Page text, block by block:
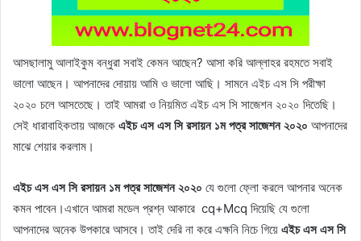
আসছালামু আলাইকুম বন্ধুরা সবাই কেমন আছেন? আসা করি আল্লাহর রহমতে সবাই
ভালো আছেন। আপনাদের দোয়ায় আমি ও ভালো আছি। সামনে এইচ এস সি পরীক্ষা
২০২০ চলে আসতেছে। তাই আমরা ও নিয়মিত এইচ এস সি সাজেশন ২০২০ দিতেছি।
সেই ধারাবাহিকতায় আজকে এইচ এস এস সি রসায়ন ১ম পত্র সাজেশন ২০২০ আপনাদের
মাঝে শেয়ার করলাম।
এইচ এস এস সি রসায়ন ১ম পত্র সাজেশন ২০২০ যে গুলো ফ্লো করলে আপনার অনেক
কমন পাবেন।এখানে আমরা মডেল প্রশ্ন আকারে cq+Mcq দিয়েছি যে গুলো
আপনাদের অনেক উপকারে আসবে। তাই দেরি না করে এক্ষনি নিচে গিয়ে এইচ এস এস সি